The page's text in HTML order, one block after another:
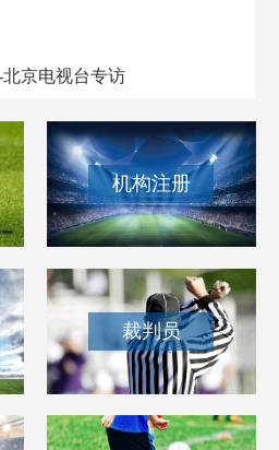
京电视台专访
机构注册
裁判员